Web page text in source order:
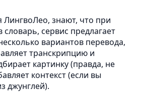
ЛингвоЛео, знают, что при
сервис предлагает
вариантов перевода,
транскрипцию и
картинку (правда, не
контекст (если вы
джунглей).